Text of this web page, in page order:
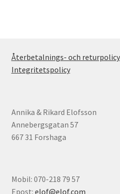
Återbetalnings- och returpolicy
Integritetspolicy
Annika & Rikard Elofsson
Annebergsgatan 57
667 31 Forshaga
Mobil: 070-218 79 57
Epost: elof@elof.com